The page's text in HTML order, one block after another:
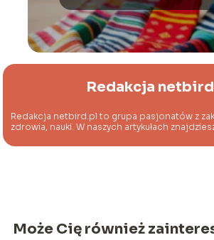
Redakcja
Redakcja netbird.pl to grupa pasjonatów z
zdrowia, nauki. W naszych artykułach
Może Cię również